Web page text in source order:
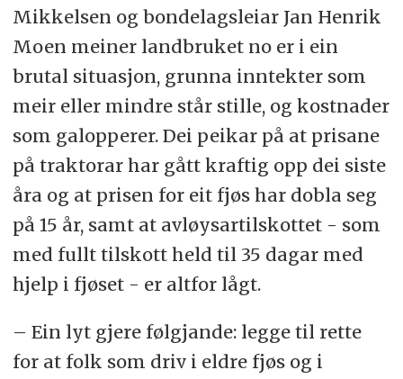
Mikkelsen og bondelagsleiar Jan Henrik
Moen meiner landbruket no er i ein
brutal situasjon, grunna inntekter som
meir eller mindre står stille, og kostnader
som galopperer. Dei peikar på at prisane
på traktorar har gått kraftig opp dei siste
åra og at prisen for eit fjøs har dobla seg
på 15 år, samt at avløysartilskottet - som
med fullt tilskott held til 35 dagar med
hjelp i fjøset - er altfor lågt.
– Ein lyt gjere følgjande: legge til rette
for at folk som driv i eldre fjøs og i